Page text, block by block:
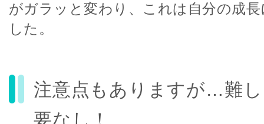
がガラッと変わり、これは自分の成
した。
注意点もありますが…難
要なし！